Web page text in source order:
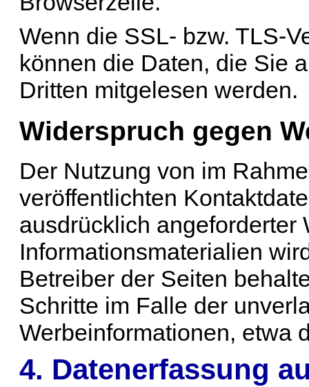
Wenn die SSL- bzw. TLS-
können die Daten, die Sie
Dritten mitgelesen werden.
Widerspruch gegen
Der Nutzung von im
veröffentlichten
ausdrücklich angeforderter
Informationsmaterialien
Betreiber der Seiten
Schritte im Falle der
Werbeinformationen, etwa
4. Datenerfassung